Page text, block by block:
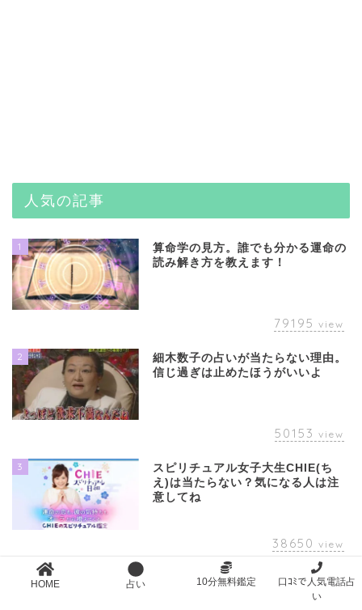
人気の記事
1
算命学の見方。誰でも分かる運命の
読み解き方を教えます！
79195 view
2
細木数子の占いが当たらない理由。
信じ過ぎは止めたほうがいいよ
50153 view
3
スピリチュアル女子大生CHIE(ち
え)は当たらない？気になる人は注
意してね
38650 view
ヘアカラーで運気が決まる？運気ア
HOME 占い 10分無料鑑定
口ｺﾐで人気電話占
い